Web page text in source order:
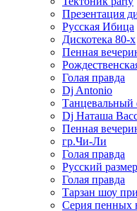
Презентация
Русская Ибица
Дискотека 80-х
Пенная
Голая правда
Dj Antonio
Танцевальный
Dj Наташа
Пенная
гр.Чи-Ли
Голая правда
Русский размер
Голая правда
Тарзан шоу
Серия пенных